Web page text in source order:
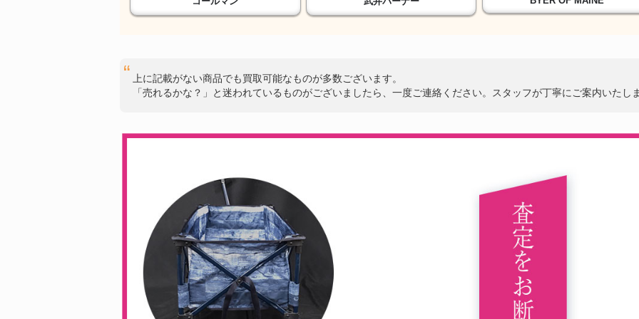
上に記載がない商品でも買取可能なものが多数ございます。
「売れるかな？」と迷われているものがございましたら、一度ご連絡ください。スタッフが丁寧にご案内いたし